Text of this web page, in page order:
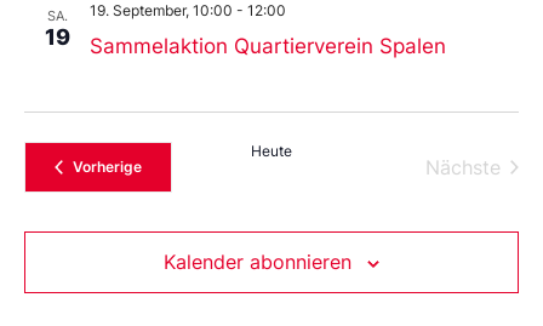
SA.
19 Sammelaktion Quartierverein Spalen
19. September, 10:00 - 12:00
VorherigeVeranstaltungen
Heute
Nächste
Kalender abonnieren